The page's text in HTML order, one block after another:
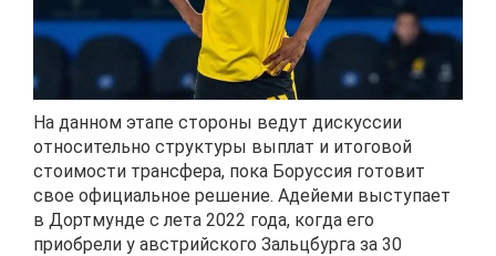
На данном этапе стороны ведут дискуссии
относительно структуры выплат и итоговой
стоимости трансфера, пока Боруссия готовит
свое официальное решение. Адейеми выступает
в Дортмунде с лета 2022 года, когда его
приобрели у австрийского Зальцбурга за 30